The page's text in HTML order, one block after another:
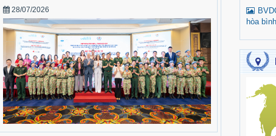
28/07/2026
hòa